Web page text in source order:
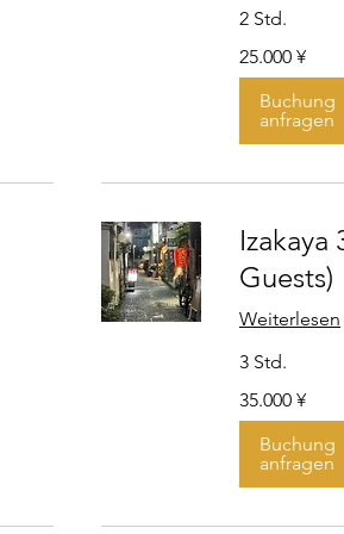
2 Std.
Japanische
25.000 ¥
Buchung
anfragen
Izakaya
Guests)
Weiterlesen
3 Std.
Japanische
35.000 ¥
Buchung
anfragen